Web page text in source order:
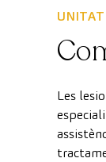
Les